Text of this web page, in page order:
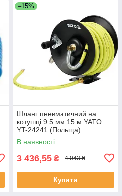
–15%
Шланг пневматичний на
котушці 9.5 мм 15 м YATO
YT-24241 (Польща)
В наявності
3 436,55 ₴ 4 043 ₴
Купити